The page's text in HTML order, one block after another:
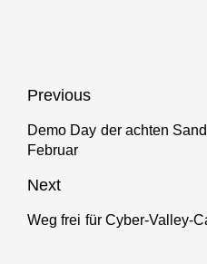
Previous
Previous
post:
Demo Day der achten
Februar
Next
Next
Weg frei für Cyber-Valley-